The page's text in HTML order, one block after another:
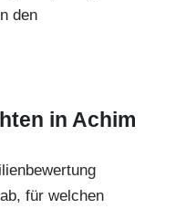
den
in Achim
für welchen